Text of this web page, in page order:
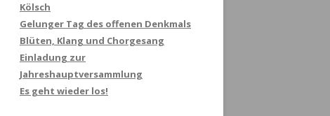
Kölsch
Gelunger Tag des offenen Denkmals
Blüten, Klang und Chorgesang
Einladung zur
Jahreshauptversammlung
Es geht wieder los!